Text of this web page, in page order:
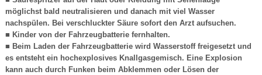
möglichst bald neutralisieren und danach mit viel Wasser
nachspülen. Bei verschluckter Säure sofort den Arzt aufsuchen.
■ Kinder von der Fahrzeugbatterie fernhalten.
■ Beim Laden der Fahrzeugbatterie wird Wasserstoff freigesetzt und
es entsteht ein hochexplosives Knallgasgemisch. Eine Explosion
kann auch durch Funken beim Abklemmen oder Lösen der